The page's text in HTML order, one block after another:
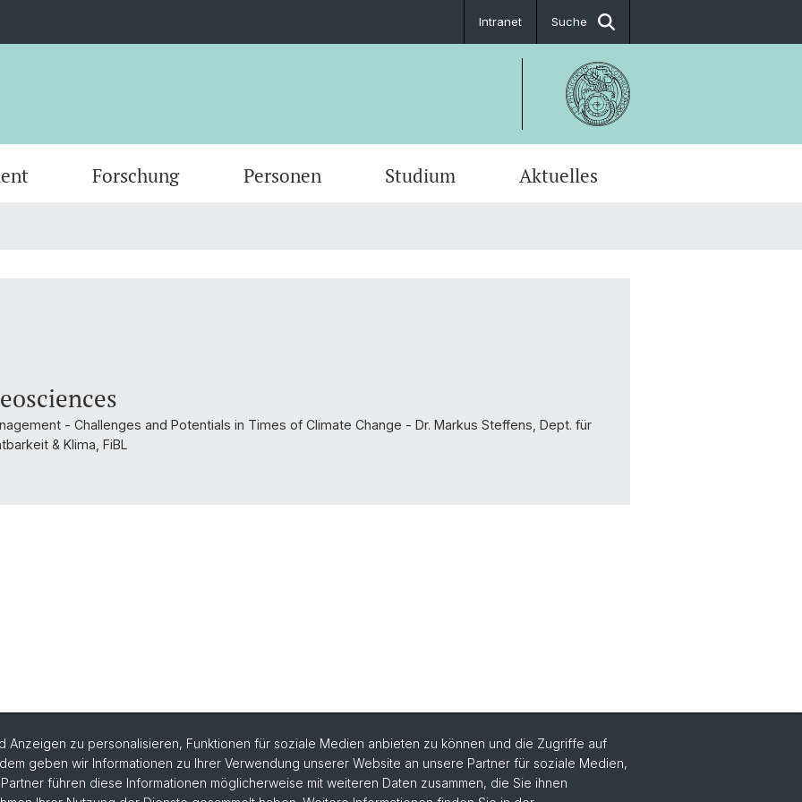
Intranet Suche
Forschung Personen Studium Aktuelles
- Challenges and Potentials in Times of Climate Change - Dr. Markus Steffens, Dept. für
& Klima, FiBL
Social Media
Anzeigen zu personalisieren, Funktionen für soziale Medien anbieten zu können und die Zugriffe auf
geben wir Informationen zu Ihrer Verwendung unserer Website an unsere Partner für soziale Medien,
führen diese Informationen möglicherweise mit weiteren Daten zusammen, die Sie ihnen